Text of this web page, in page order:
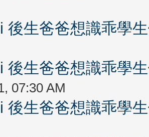
後生爸爸想識乖學
後生爸爸想識乖學
07:30 AM
後生爸爸想識乖學